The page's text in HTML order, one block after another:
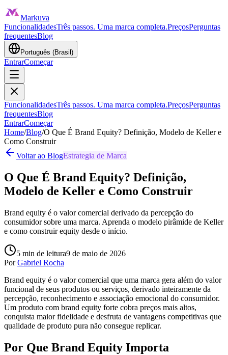
Markuva
FuncionalidadesTrês passos. Uma marca completa.PreçosPerguntas
frequentesBlog
Português (Brasil)
EntrarComeçar
FuncionalidadesTrês passos. Uma marca completa.PreçosPerguntas
frequentesBlog
EntrarComeçar
Home/Blog/O Que É Brand Equity? Definição, Modelo de Keller e
Como Construir
Voltar ao BlogEstrategia de Marca
O Que É Brand Equity? Definição,
Modelo de Keller e Como Construir
Brand equity é o valor comercial derivado da percepção do
consumidor sobre uma marca. Aprenda o modelo pirâmide de Keller
e como construir equity desde o início.
5 min de leitura9 de maio de 2026
Por Gabriel Rocha
Brand equity é o valor comercial que uma marca gera além do valor
funcional de seus produtos ou serviços, derivado inteiramente da
percepção, reconhecimento e associação emocional do consumidor.
Um produto com brand equity forte cobra preços mais altos,
conquista maior fidelidade e desfruta de vantagens competitivas que
qualidade de produto pura não consegue replicar.
Por Que Brand Equity Importa